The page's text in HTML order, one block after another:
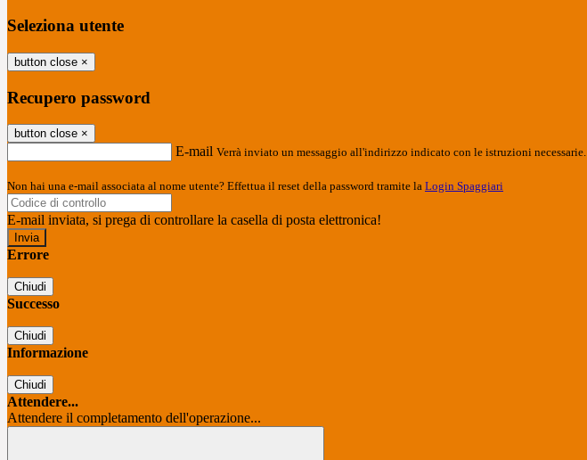
Seleziona utente
button close ×
Recupero password
button close ×
E-mail Verrà inviato un messaggio all'indirizzo indicato con le istruzioni necessarie.
Non hai una e-mail associata al nome utente? Effettua il reset della password tramite la Login Spaggiari
E-mail inviata, si prega di controllare la casella di posta elettronica!
Errore
Chiudi
Successo
Chiudi
Informazione
Chiudi
Attendere...
Attendere il completamento dell'operazione...